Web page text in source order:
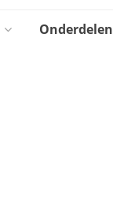
Onderdelen